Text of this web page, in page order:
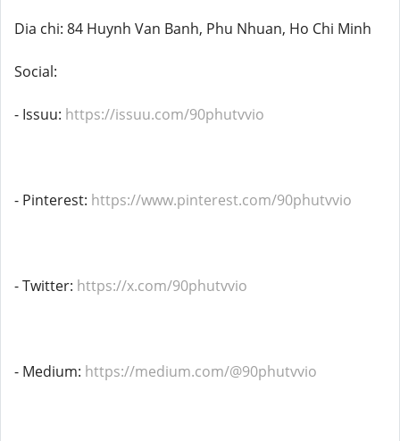
Dia chi: 84 Huynh Van Banh, Phu Nhuan, Ho Chi Minh
Social:
- Issuu: https://issuu.com/90phutvvio
- Pinterest: https://www.pinterest.com/90phutvvio
- Twitter: https://x.com/90phutvvio
- Medium: https://medium.com/@90phutvvio